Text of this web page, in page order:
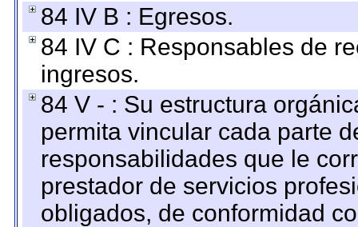
84 IV B : Egresos.
84 IV C : Responsables de
ingresos.
84 V - : Su estructura
permita vincular cada parte
responsabilidades que le
prestador de servicios
obligados, de conformidad